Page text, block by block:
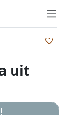
uit
!